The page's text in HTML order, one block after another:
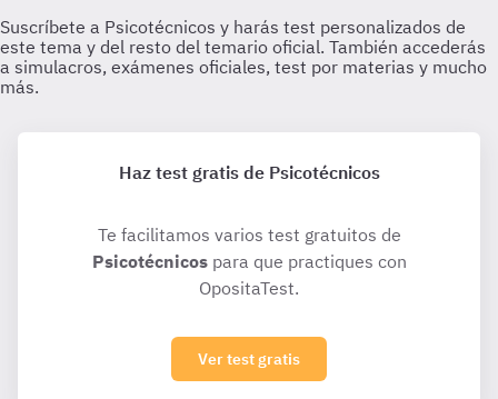
Haz test gratis de Psicotécnicos
Te facilitamos varios test gratuitos de
Psicotécnicospara que practiques con
OpositaTest.
Ver test gratis